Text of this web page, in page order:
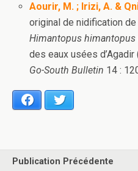
Aourir, M. ; Irizi, A. &
original de nidification de
Himantopus himantopus
des eaux usées
Go-South Bulletin 14 :
Facebook
Publication Précédente